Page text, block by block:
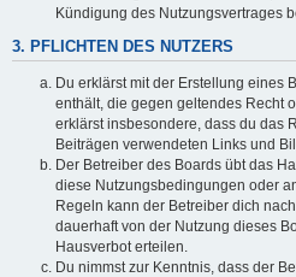
Kündigung des Nutzungsvertrages
3. PFLICHTEN DES NUTZERS
Du erklärst mit der Erstellung eines
enthält, die gegen geltendes Recht
erklärst insbesondere, dass du das
Beiträgen verwendeten Links und
Der Betreiber des Boards übt das
diese Nutzungsbedingungen oder
Regeln kann der Betreiber dich
dauerhaft von der Nutzung dieses
Hausverbot erteilen.
Du nimmst zur Kenntnis, dass der